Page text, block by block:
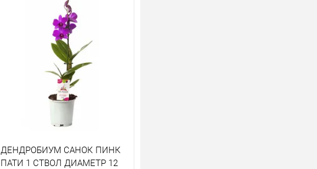
ДЕНДРОБИУМ САНОК ПИНК
ПАТИ 1 СТВОЛ ДИАМЕТР 12